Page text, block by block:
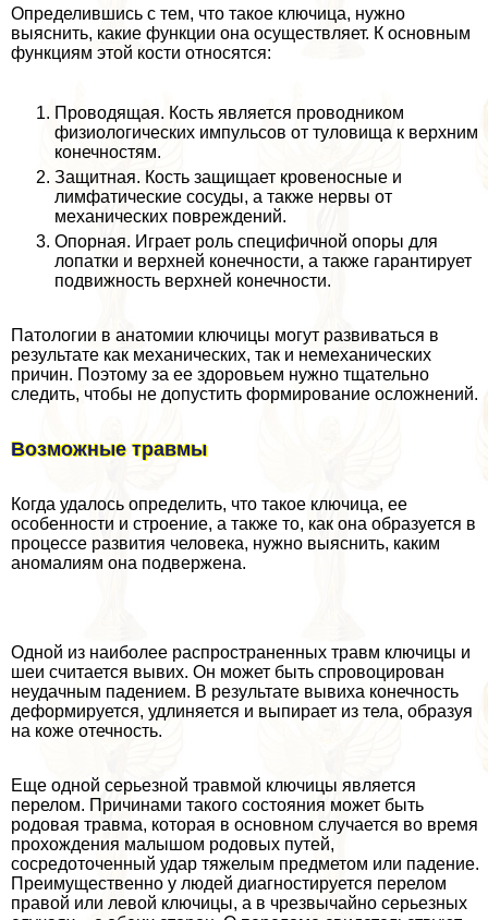
Определившись с тем, что такое ключица, нужно
выяснить, какие функции она осуществляет. К основным
функциям этой кости относятся:
Проводящая. Кость является проводником
физиологических импульсов от туловища к верхним
конечностям.
Защитная. Кость защищает кровеносные и
лимфатические сосуды, а также нервы от
механических повреждений.
Опopная. Играет роль специфичной опоры для
лопатки и верхней конечности, а также гарантирует
подвижность верхней конечности.
Патологии в анатомии ключицы могут развиваться в
результате как механических, так и немеханических
причин. Поэтому за ее здоровьем нужно тщательно
следить, чтобы не допустить формирование осложнений.
Возможные травмы
Когда удалось определить, что такое ключица, ее
особенности и строение, а также то, как она образуется в
процессе развития человека, нужно выяснить, каким
аномалиям она подвержена.
Одной из наиболее распространенных травм ключицы и
шеи считается вывих. Он может быть спровоцирован
неудачным падением. В результате вывиха конечность
деформируется, удлиняется и выпирает из тела, образуя
на коже отечность.
Еще одной серьезной травмой ключицы является
перелом. Причинами такого состояния может быть
родовая травма, которая в основном случается во время
прохождения малышом родовых путей,
сосредоточенный удар тяжелым предметом или падение.
Преимущественно у людей диагностируется перелом
правой или левой ключицы, а в чрезвычайно серьезных